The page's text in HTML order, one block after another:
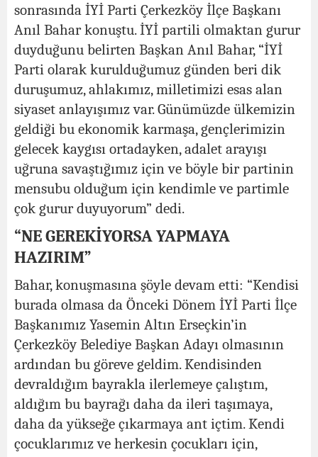
sonrasında İYİ Parti Çerkezköy İlçe Başkanı
Anıl Bahar konuştu. İYİ partili olmaktan gurur
duyduğunu belirten Başkan Anıl Bahar, “İYİ
Parti olarak kurulduğumuz günden beri dik
duruşumuz, ahlakımız, milletimizi esas alan
siyaset anlayışımız var. Günümüzde ülkemizin
geldiği bu ekonomik karmaşa, gençlerimizin
gelecek kaygısı ortadayken, adalet arayışı
uğruna savaştığımız için ve böyle bir partinin
mensubu olduğum için kendimle ve partimle
çok gurur duyuyorum” dedi.
“NE GEREKİYORSA YAPMAYA
HAZIRIM”
Bahar, konuşmasına şöyle devam etti: “Kendisi
burada olmasa da Önceki Dönem İYİ Parti İlçe
Başkanımız Yasemin Altın Erseçkin’in
Çerkezköy Belediye Başkan Adayı olmasının
ardından bu göreve geldim. Kendisinden
devraldığım bayrakla ilerlemeye çalıştım,
aldığım bu bayrağı daha da ileri taşımaya,
daha da yükseğe çıkarmaya ant içtim. Kendi
çocuklarımız ve herkesin çocukları için,